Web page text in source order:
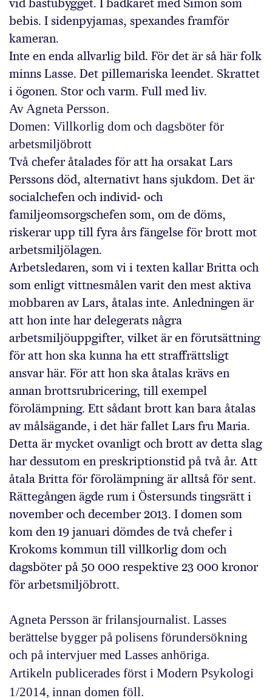
vid bastubygget. I badkaret med Simon som
bebis. I sidenpyjamas, spexandes framför
kameran.
Inte en enda allvarlig bild. För det är så här folk
minns Lasse. Det pillemariska leendet. Skrattet
i ögonen. Stor och varm. Full med liv.
AvAgneta Persson.
Domen: Villkorlig dom och dagsböter för
arbetsmiljöbrott
Två chefer åtalades för att ha orsakat Lars
Perssons död, alternativt hans sjukdom. Det är
socialchefen och individ- och
familjeomsorgschefen som, om de döms,
riskerar upp till fyra års fängelse för brott mot
arbetsmiljölagen.
Arbetsledaren, som vi i texten kallar Britta och
som enligt vittnesmålen varit den mest aktiva
mobbaren av Lars, åtalas inte. Anledningen är
att hon inte har delegerats några
arbetsmiljöuppgifter, vilket är en förutsättning
för att hon ska kunna ha ett straffrättsligt
ansvar här. För att hon ska åtalas krävs en
annan brottsrubricering, till exempel
förolämpning. Ett sådant brott kan bara åtalas
av målsägande, i det här fallet Lars fru Maria.
Detta är mycket ovanligt och brott av detta slag
har dessutom en preskriptionstid på två år. Att
åtala Britta för förolämpning är alltså för sent.
Rättegången ägde rum i Östersunds tingsrätt i
november och december 2013. I domen som
kom den 19 januari dömdes de två chefer i
Krokoms kommun till villkorlig dom och
dagsböter på 50 000 respektive 23 000 kronor
för arbetsmiljöbrott.
Agneta Persson är frilansjournalist. Lasses
berättelse bygger på polisens förundersökning
och på intervjuer med Lasses anhöriga.
Artikeln publicerades först i Modern Psykologi
1/2014, innan domen föll.